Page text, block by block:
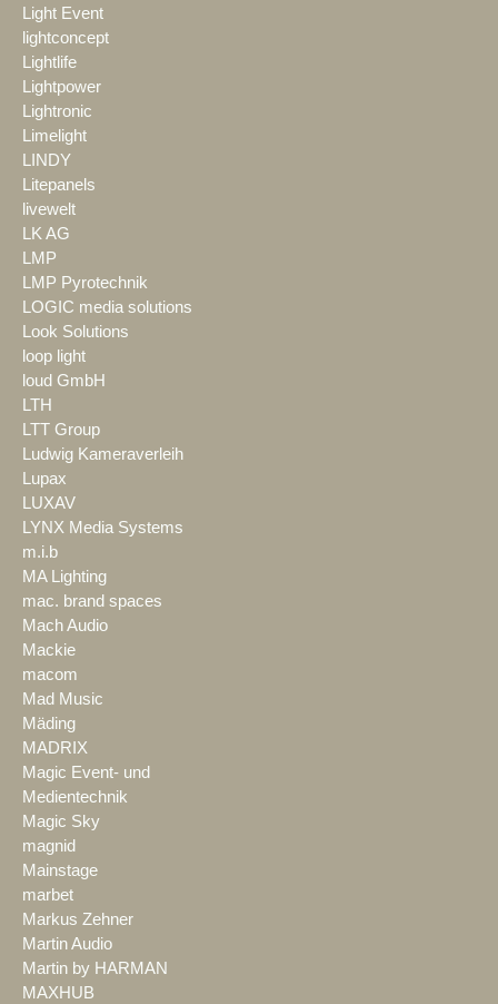
Light Event
lightconcept
Lightlife
Lightpower
Lightronic
Limelight
LINDY
Litepanels
livewelt
LK AG
LMP
LMP Pyrotechnik
LOGIC media solutions
Look Solutions
loop light
loud GmbH
LTH
LTT Group
Ludwig Kameraverleih
Lupax
LUXAV
LYNX Media Systems
m.i.b
MA Lighting
mac. brand spaces
Mach Audio
Mackie
macom
Mad Music
Mäding
MADRIX
Magic Event- und
Medientechnik
Magic Sky
magnid
Mainstage
marbet
Markus Zehner
Martin Audio
Martin by HARMAN
MAXHUB